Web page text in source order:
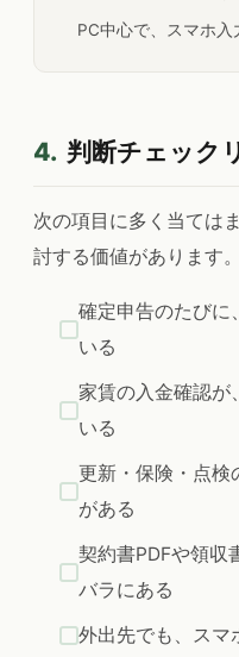
PC中心で、スマホ
4. 判断チェック
次の項目に多く当ては
討する価値があります。
確定申告のたびに
いる
家賃の入金確認が
いる
更新・保険・点検
がある
契約書PDFや領収
バラにある
外出先でも、スマ